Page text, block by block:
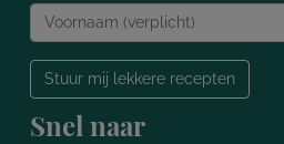
Stuur mij lekkere recepten
Snel naar